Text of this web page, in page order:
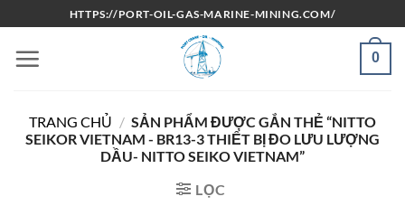
qua
nội
HTTPS://PORT-OIL-GAS-MARINE-MINING.COM/
0
TRANG CHỦ / SẢN PHẨM ĐƯỢC GẮN THẺ “NITTO
SEIKOR VIETNAM - BR13-3 THIẾT BỊ ĐO LƯU LƯỢNG
DẦU- NITTO SEIKO VIETNAM”
LỌC